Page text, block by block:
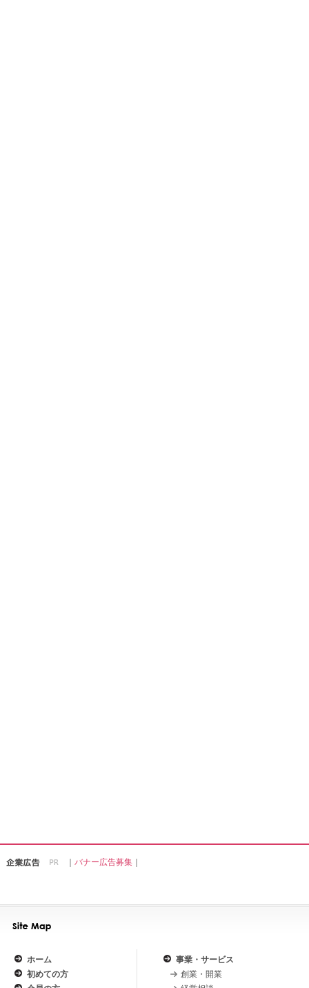
｜ バナー広告募集 ｜
ホーム
初めての方
事業・サービス
創業・開業